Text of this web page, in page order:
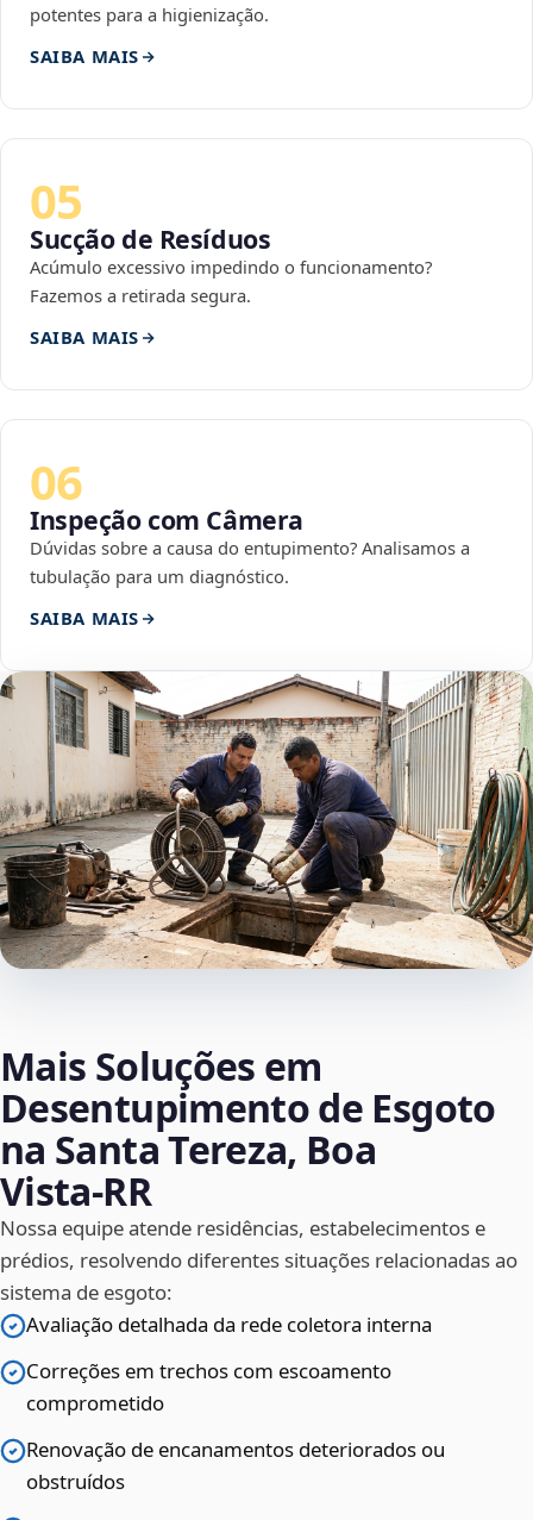
potentes para a higienização.
SAIBA MAIS
05
Sucção de Resíduos
Acúmulo excessivo impedindo o funcionamento?
Fazemos a retirada segura.
SAIBA MAIS
06
Inspeção com Câmera
Dúvidas sobre a causa do entupimento? Analisamos a
tubulação para um diagnóstico.
SAIBA MAIS
Mais Soluções em
Desentupimento de Esgoto
na Santa Tereza, Boa
Vista‑RR
Nossa equipe atende residências, estabelecimentos e
prédios, resolvendo diferentes situações relacionadas ao
sistema de esgoto:
Avaliação detalhada da rede coletora interna
Correções em trechos com escoamento
comprometido
Renovação de encanamentos deteriorados ou
obstruídos